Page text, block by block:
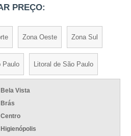
PREÇO:
Zona Oeste Zona Sul
Paulo Litoral de São Paulo
Bela Vista
Brás
Centro
Higienópolis